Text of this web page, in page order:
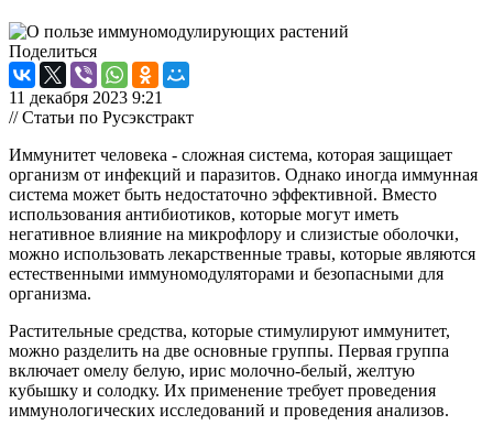
Поделиться
11 декабря 2023 9:21
// Статьи по Русэкстракт
Иммунитет человека - сложная система, которая защищает
организм от инфекций и паразитов. Однако иногда иммунная
система может быть недостаточно эффективной. Вместо
использования антибиотиков, которые могут иметь
негативное влияние на микрофлору и слизистые оболочки,
можно использовать лекарственные травы, которые являются
естественными иммуномодуляторами и безопасными для
организма.
Растительные средства, которые стимулируют иммунитет,
можно разделить на две основные группы. Первая группа
включает омелу белую, ирис молочно-белый, желтую
кубышку и солодку. Их применение требует проведения
иммунологических исследований и проведения анализов.